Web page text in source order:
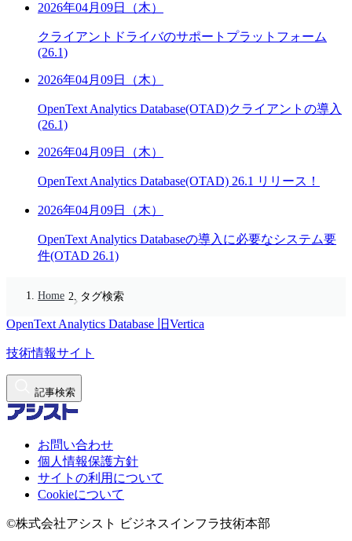
2026年04月09日（木）
クライアントドライバのサポートプラットフォーム
(26.1)
2026年04月09日（木）
OpenText Analytics Database(OTAD)クライアントの導入
(26.1)
2026年04月09日（木）
OpenText Analytics Database(OTAD) 26.1 リリース！
2026年04月09日（木）
OpenText Analytics Databaseの導入に必要なシステム要
件(OTAD 26.1)
Home タグ検索
OpenText Analytics Database 旧Vertica
技術情報サイト
記事検索
お問い合わせ
個人情報保護方針
サイトの利用について
Cookieについて
©株式会社アシスト ビジネスインフラ技術本部